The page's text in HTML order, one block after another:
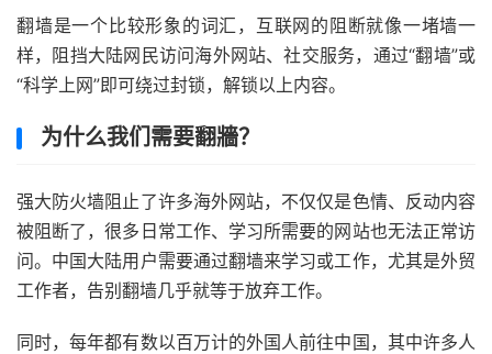
翻墙是一个比较形象的词汇，互联网的阻断就像一堵墙一
样，阻挡大陆网民访问海外网站、社交服务，通过“翻墙”或
“科学上网”即可绕过封锁，解锁以上内容。
为什么我们需要翻牆？
强大防火墙阻止了许多海外网站，不仅仅是色情、反动内容
被阻断了，很多日常工作、学习所需要的网站也无法正常访
问。中国大陆用户需要通过翻墙来学习或工作，尤其是外贸
工作者，告别翻墙几乎就等于放弃工作。
同时，每年都有数以百万计的外国人前往中国，其中许多人